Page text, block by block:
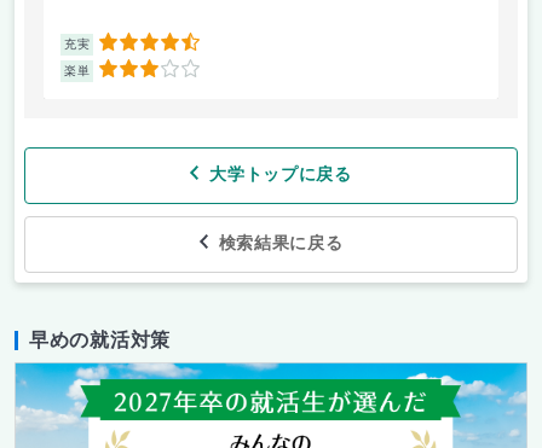
充実 4.5
楽単 3
大学トップに戻る
検索結果に戻る
早めの就活対策